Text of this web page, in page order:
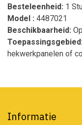
Besteleenheid: 1
Model : 4487021
Beschikbaarheid:
Toepassingsgebied:
hekwerkpanelen of
Informatie